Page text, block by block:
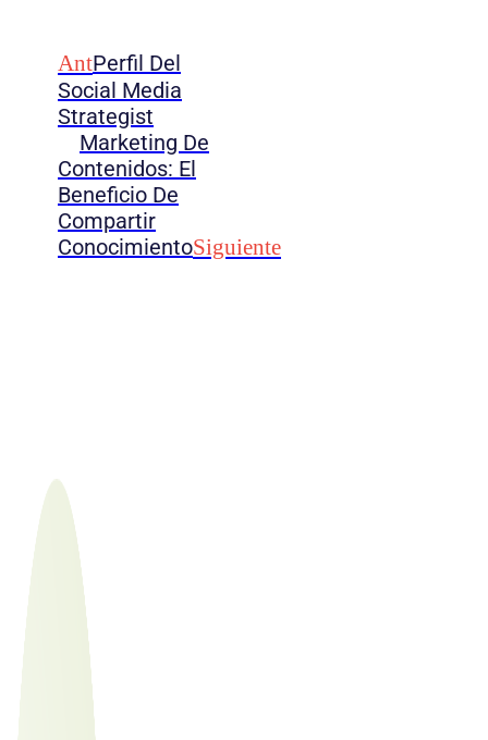
AntPerfil Del
Social Media
Strategist
Marketing De
Contenidos: El
Beneficio De
Compartir
ConocimientoSiguiente